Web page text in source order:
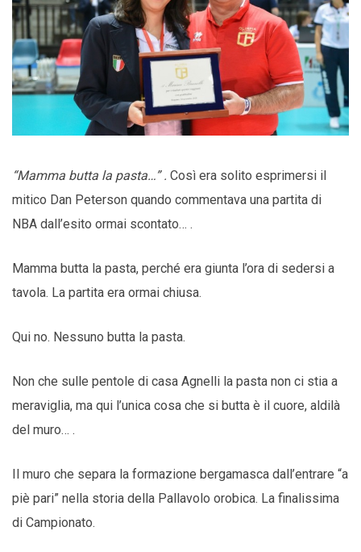
“Mamma butta la pasta…” . Così era solito esprimersi il
mitico Dan Peterson quando commentava una partita di
NBA dall’esito ormai scontato… .
Mamma butta la pasta, perché era giunta l’ora di sedersi a
tavola. La partita era ormai chiusa.
Qui no. Nessuno butta la pasta.
Non che sulle pentole di casa Agnelli la pasta non ci stia a
meraviglia, ma qui l’unica cosa che si butta è il cuore, aldilà
del muro… .
Il muro che separa la formazione bergamasca dall’entrare “a
piè pari” nella storia della Pallavolo orobica. La finalissima
di Campionato.